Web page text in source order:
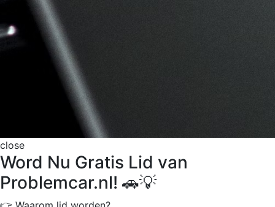
close
Word Nu Gratis Lid van
Problemcar.nl! 🚗💡